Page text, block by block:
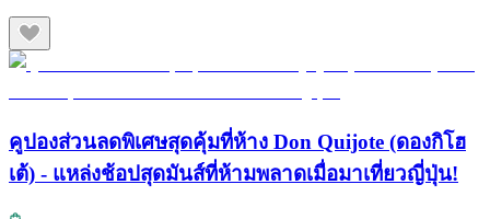
คูปองส่วนลดพิเศษสุดคุ้มที่ห้าง Don Quijote (ดองกิโฮ
เต้) - แหล่งช้อปสุดมันส์ที่ห้ามพลาดเมื่อมาเที่ยวญี่ปุ่น!